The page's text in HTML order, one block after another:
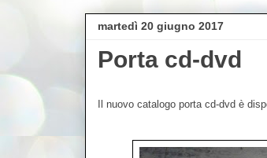
martedì 20 giugno 2017
Porta cd-dvd
Il nuovo catalogo porta cd-dvd è